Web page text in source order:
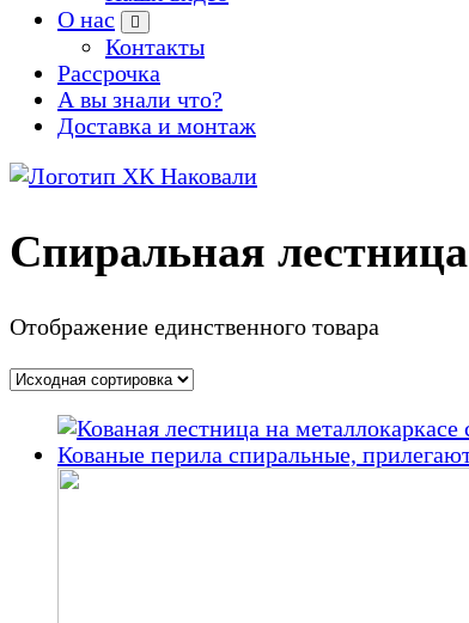
О нас
Контакты
Рассрочка
А вы знали что?
Доставка и монтаж
Спиральная лестница
Отображение единственного товара